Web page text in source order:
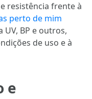
resistência frente à
perto de mim
BP e outros,
de uso e à
e